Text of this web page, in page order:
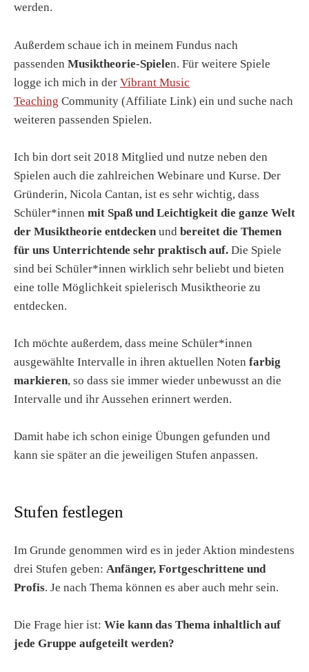
werden.
Außerdem schaue ich in meinem Fundus nach
passenden Musiktheorie-Spielen. Für weitere Spiele
logge ich mich in der Vibrant Music
Teaching Community (Affiliate Link) ein und suche nach
weiteren passenden Spielen.
Ich bin dort seit 2018 Mitglied und nutze neben den
Spielen auch die zahlreichen Webinare und Kurse. Der
Gründerin, Nicola Cantan, ist es sehr wichtig, dass
Schüler*innen mit Spaß und Leichtigkeit die ganze Welt
der Musiktheorie entdecken und bereitet die Themen
für uns Unterrichtende sehr praktisch auf. Die Spiele
sind bei Schüler*innen wirklich sehr beliebt und bieten
eine tolle Möglichkeit spielerisch Musiktheorie zu
entdecken.
Ich möchte außerdem, dass meine Schüler*innen
ausgewählte Intervalle in ihren aktuellen Noten farbig
markieren, so dass sie immer wieder unbewusst an die
Intervalle und ihr Aussehen erinnert werden.
Damit habe ich schon einige Übungen gefunden und
kann sie später an die jeweiligen Stufen anpassen.
Stufen festlegen
Im Grunde genommen wird es in jeder Aktion mindestens
drei Stufen geben: Anfänger, Fortgeschrittene und
Profis. Je nach Thema können es aber auch mehr sein.
Die Frage hier ist: Wie kann das Thema inhaltlich auf
jede Gruppe aufgeteilt werden?